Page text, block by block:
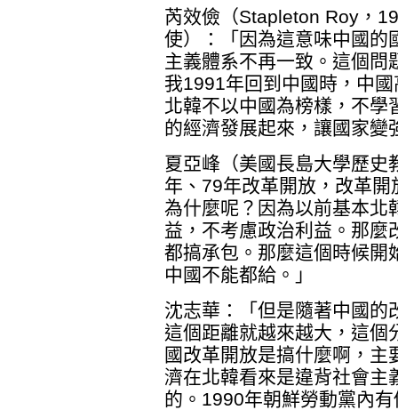
芮效儉（Stapleton Roy，
使）：「因為這意味中國的
主義體系不再一致。這個問
我1991年回到中國時，中
北韓不以中國為榜樣，不學
的經濟發展起來，讓國家變
夏亞峰（美國長島大學歷史
年、79年改革開放，改革
為什麼呢？因為以前基本北
益，不考慮政治利益。那麼
都搞承包。那麼這個時候開
中國不能都給。」
沈志華：「但是隨著中國的
這個距離就越來越大，這個
國改革開放是搞什麼啊，
濟在北韓看來是違背社會主
的。1990年朝鮮勞動黨內